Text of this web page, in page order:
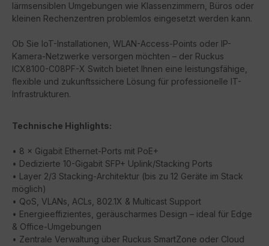
lärmsensiblen Umgebungen wie Klassenzimmern, Büros oder
kleinen Rechenzentren problemlos eingesetzt werden kann.
Ob Sie IoT-Installationen, WLAN-Access-Points oder IP-
Kamera-Netzwerke versorgen möchten – der Ruckus
ICX8100-C08PF-X Switch bietet Ihnen eine leistungsfähige,
flexible und zukunftssichere Lösung für professionelle IT-
Infrastrukturen.
Technische Highlights:
• 8 × Gigabit Ethernet-Ports mit PoE+
• Dedizierte 10-Gigabit SFP+ Uplink/Stacking Ports
• Layer 2/3 Stacking-Architektur (bis zu 12 Geräte im Stack
möglich)
• QoS, VLANs, ACLs, 802.1X & Multicast Support
• Energieeffizientes, geräuscharmes Design – ideal für Edge
& Office-Umgebungen
• Zentrale Verwaltung über Ruckus SmartZone oder Cloud